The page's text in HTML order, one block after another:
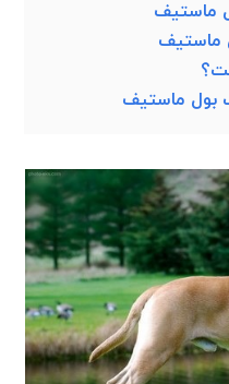
ماستیف
ماستیف
بول ماستیف